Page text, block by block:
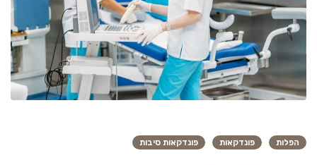
הפלות פונדקאות פונדקאות סיבות